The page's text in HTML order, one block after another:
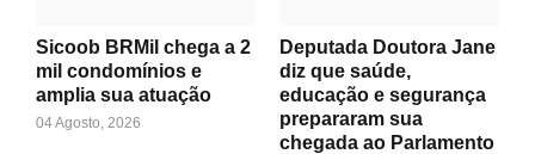
Sicoob BRMil chega a 2
mil condomínios e
amplia sua atuação
04 Agosto, 2026
Deputada Doutora Jane
diz que saúde,
educação e segurança
prepararam sua
chegada ao Parlamento